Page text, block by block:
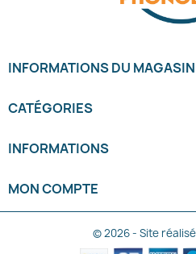
INFORMATIONS DU MAGASIN
CATÉGORIES
INFORMATIONS
MON COMPTE
© 2026 - Site